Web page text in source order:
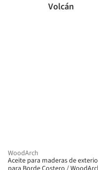
Volcán
WoodArch
Aceite para maderas de